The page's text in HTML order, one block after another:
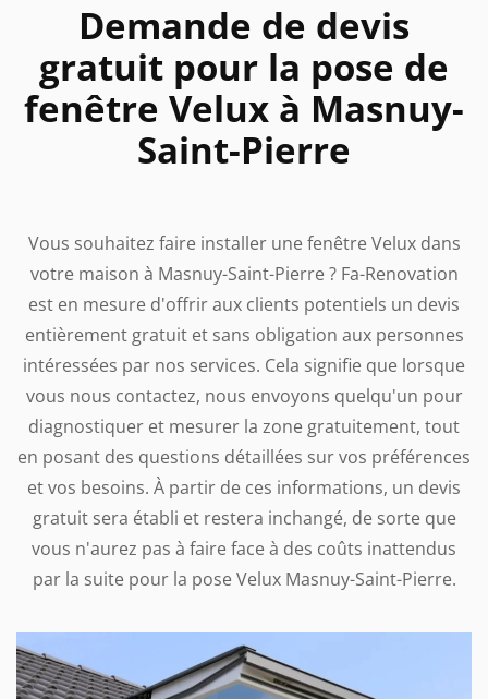
Demande de devis
gratuit pour la pose de
fenêtre Velux à Masnuy-
Saint-Pierre
Vous souhaitez faire installer une fenêtre Velux dans
votre maison à Masnuy-Saint-Pierre ? Fa-Renovation
est en mesure d'offrir aux clients potentiels un devis
entièrement gratuit et sans obligation aux personnes
intéressées par nos services. Cela signifie que lorsque
vous nous contactez, nous envoyons quelqu'un pour
diagnostiquer et mesurer la zone gratuitement, tout
en posant des questions détaillées sur vos préférences
et vos besoins. À partir de ces informations, un devis
gratuit sera établi et restera inchangé, de sorte que
vous n'aurez pas à faire face à des coûts inattendus
par la suite pour la pose Velux Masnuy-Saint-Pierre.